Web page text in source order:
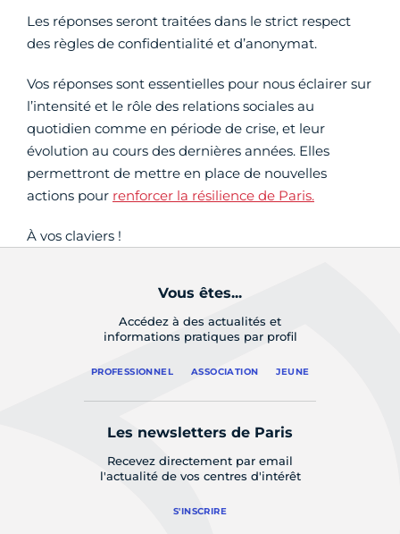
Les réponses seront traitées dans le strict respect
des règles de confidentialité et d’anonymat.
Vos réponses sont essentielles pour nous éclairer sur
l’intensité et le rôle des relations sociales au
quotidien comme en période de crise, et leur
évolution au cours des dernières années. Elles
permettront de mettre en place de nouvelles
actions pour renforcer la résilience de Paris.
À vos claviers !
Vous êtes...
Accédez à des actualités et
informations pratiques par profil
PROFESSIONNEL ASSOCIATION JEUNE
Les newsletters de Paris
Recevez directement par email
l'actualité de vos centres d'intérêt
S'INSCRIRE